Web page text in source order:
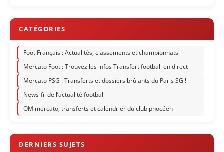
Foot Français : Actualités, classements et championnats
Mercato Foot : Trouvez les infos Transfert football en direct
Mercato PSG : Transferts et dossiers brûlants du Paris SG !
News-fil de l’actualité football
OM mercato, transferts et calendrier du club phocéen